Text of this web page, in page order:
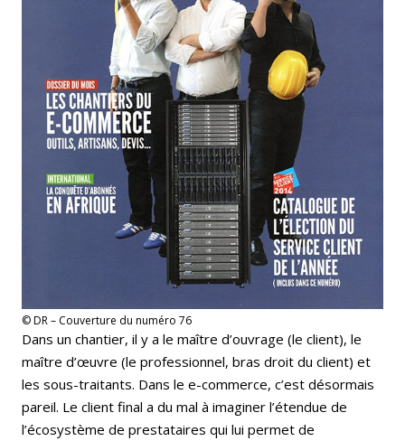
© DR – Couverture du numéro 76
Dans un chantier, il y a le maître d’ouvrage (le client), le
maître d’œuvre (le professionnel, bras droit du client) et
les sous-traitants. Dans le e-commerce, c’est désormais
pareil. Le client final a du mal à imaginer l’étendue de
l’écosystème de prestataires qui lui permet de